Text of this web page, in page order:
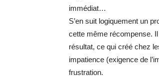
immédiat…
S’en suit logiquement un
cette même récompense.
résultat, ce qui créé chez
impatience (exigence de
frustration.